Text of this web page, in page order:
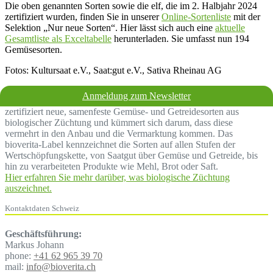
Die oben genannten Sorten sowie die elf, die im 2. Halbjahr 2024
zertifiziert wurden, finden Sie in unsererOnline-Sortenliste mit der
Selektion „Nur neue Sorten“. Hier lässt sich auch eine aktuelle
Gesamtliste als Exceltabelle herunterladen. Sie umfasst nun 194
Gemüsesorten.
Fotos: Kultursaat e.V., Saat:gut e.V., Sativa Rheinau AG
Anmeldung zum Newsletter
Bio sollte bereits bei der Züchtung beginnen! Der Verein bioverita
zertifiziert neue, samenfeste Gemüse- und Getreidesorten aus
biologischer Züchtung und kümmert sich darum, dass diese
vermehrt in den Anbau und die Vermarktung kommen. Das
bioverita-Label kennzeichnet die Sorten auf allen Stufen der
Wertschöpfungskette, von Saatgut über Gemüse und Getreide, bis
hin zu verarbeiteten Produkte wie Mehl, Brot oder Saft.
Hier erfahren Sie mehr darüber, was biologische Züchtung
auszeichnet.
Kontaktdaten Schweiz
Geschäftsführung:
Markus Johann
phone: +41 62 965 39 70
mail: info@bioverita.ch